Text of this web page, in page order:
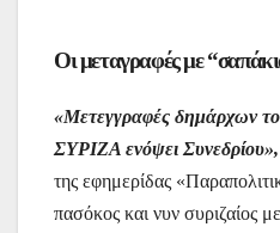
Οι μεταγραφές με
«Μετεγγραφές δημάρχων
ΣΥΡΙΖΑ ενόψει Συνεδρίου»,
της εφημερίδας
πασόκος και νυν συριζαίος